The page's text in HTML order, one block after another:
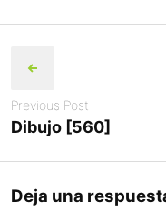
navigation
Previous Post
Dibujo [560]
Deja una